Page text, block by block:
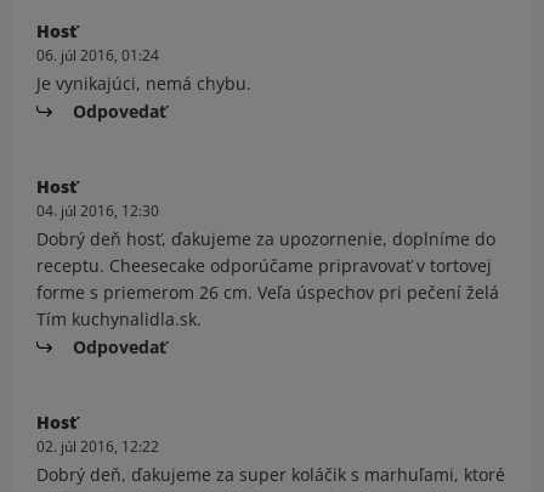
Hosť
06. júl 2016, 01:24
Je vynikajúci, nemá chybu.
Odpovedať
Hosť
04. júl 2016, 12:30
Dobrý deň hosť, ďakujeme za upozornenie, doplníme do
receptu. Cheesecake odporúčame pripravovať v tortovej
forme s priemerom 26 cm. Veľa úspechov pri pečení želá
Tím kuchynalidla.sk.
Odpovedať
Hosť
02. júl 2016, 12:22
Dobrý deň, ďakujeme za super koláčik s marhuľami, ktoré